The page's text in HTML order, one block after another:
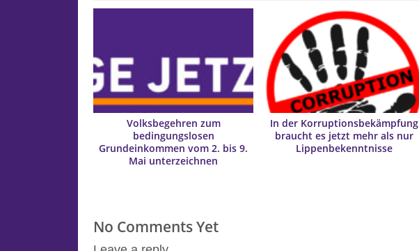
Volksbegehren zum
bedingungslosen
Grundeinkommen vom 2. bis 9.
Mai unterzeichnen
In der Korruptionsbekämpfung
braucht es jetzt mehr als nur
Lippenbekenntnisse
No Comments Yet